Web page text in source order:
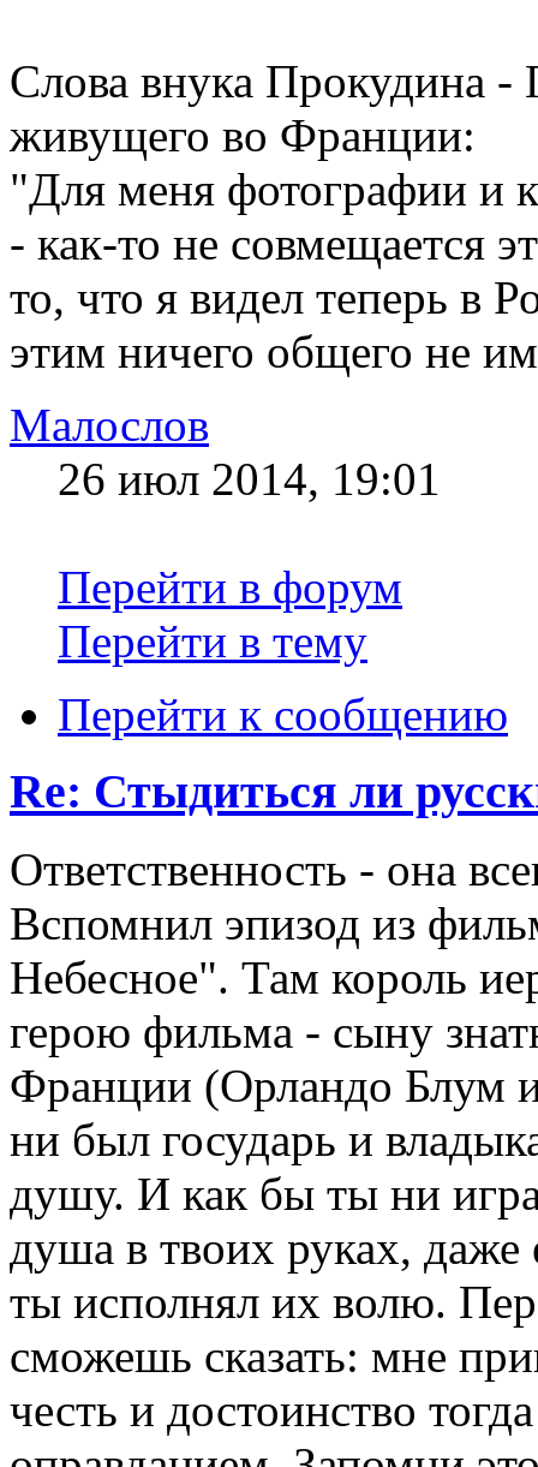
Слова внука Прокудина -
живущего во Франции:
"Для меня фотографии и
- как-то не совмещается
то, что я видел теперь в
этим ничего общего не
Малослов
26 июл 2014, 19:01
Перейти в форум
Перейти в тему
Перейти к сообщению
Re: Стыдиться ли
Ответственность - она
Вспомнил эпизод из
Небесное". Там король
герою фильма - сыну
Франции (Орландо Блум
ни был государь и
душу. И как бы ты ни
душа в твоих руках, даже
ты исполнял их волю.
сможешь сказать: мне
честь и достоинство